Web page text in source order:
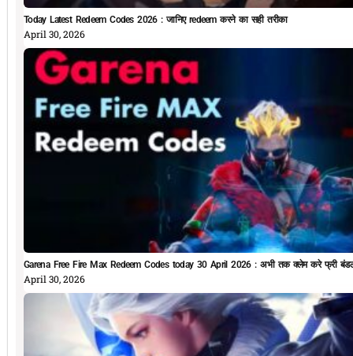
Today Latest Redeem Codes 2026 : जानिए redeem करने का सही तरीका
April 30, 2026
Garena Free Fire Max Redeem Codes today 30 April 2026 : अभी तक क्लेम करे फ्री
April 30, 2026